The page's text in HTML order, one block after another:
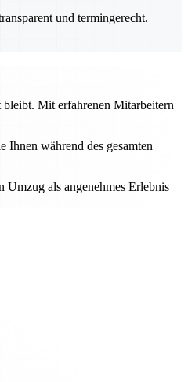
und termingerecht.
Mit erfahrenen Mitarbeitern
während des gesamten
Umzug als angenehmes Erlebnis